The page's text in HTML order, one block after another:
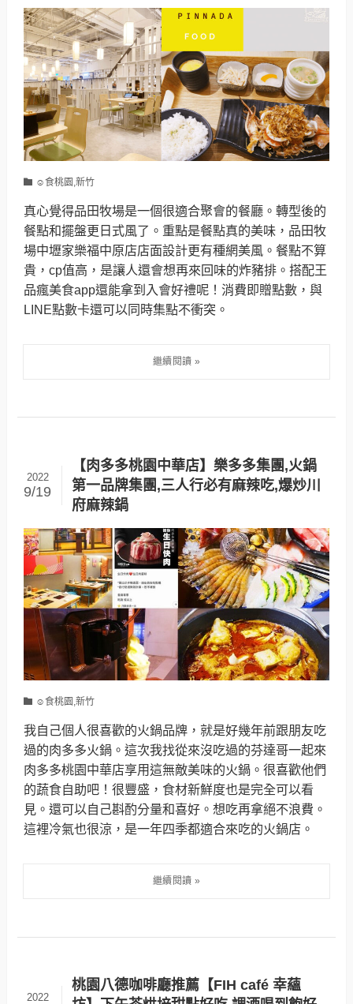
☺食桃園,新竹
真心覺得品田牧場是一個很適合聚會的餐廳。轉型後的
餐點和擺盤更日式風了。重點是餐點真的美味，品田牧
場中壢家樂福中原店店面設計更有種網美風。餐點不算
貴，cp值高，是讓人還會想再來回味的炸豬排。搭配王
品瘋美食app還能拿到入會好禮呢！消費即贈點數，與
LINE點數卡還可以同時集點不衝突。
【肉多多桃園中華店】樂多多集團,火鍋
第一品牌集團,三人行必有麻辣吃,爆炒川
府麻辣鍋
2022
9/19
☺食桃園,新竹
我自己個人很喜歡的火鍋品牌，就是好幾年前跟朋友吃
過的肉多多火鍋。這次我找從來沒吃過的芬達哥一起來
肉多多桃園中華店享用這無敵美味的火鍋。很喜歡他們
的蔬食自助吧！很豐盛，食材新鮮度也是完全可以看
見。還可以自己斟酌分量和喜好。想吃再拿絕不浪費。
這裡冷氣也很涼，是一年四季都適合來吃的火鍋店。
桃園八德咖啡廳推薦【FIH café 幸蘊
2022